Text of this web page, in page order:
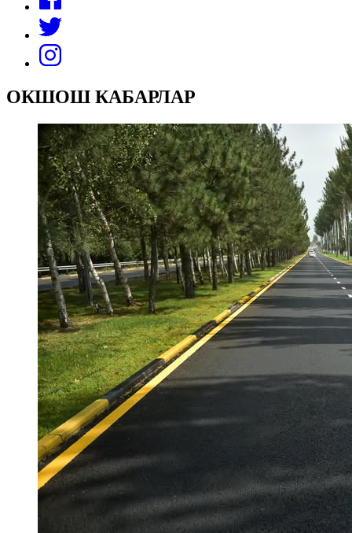
ОКШОШ КАБАРЛАР